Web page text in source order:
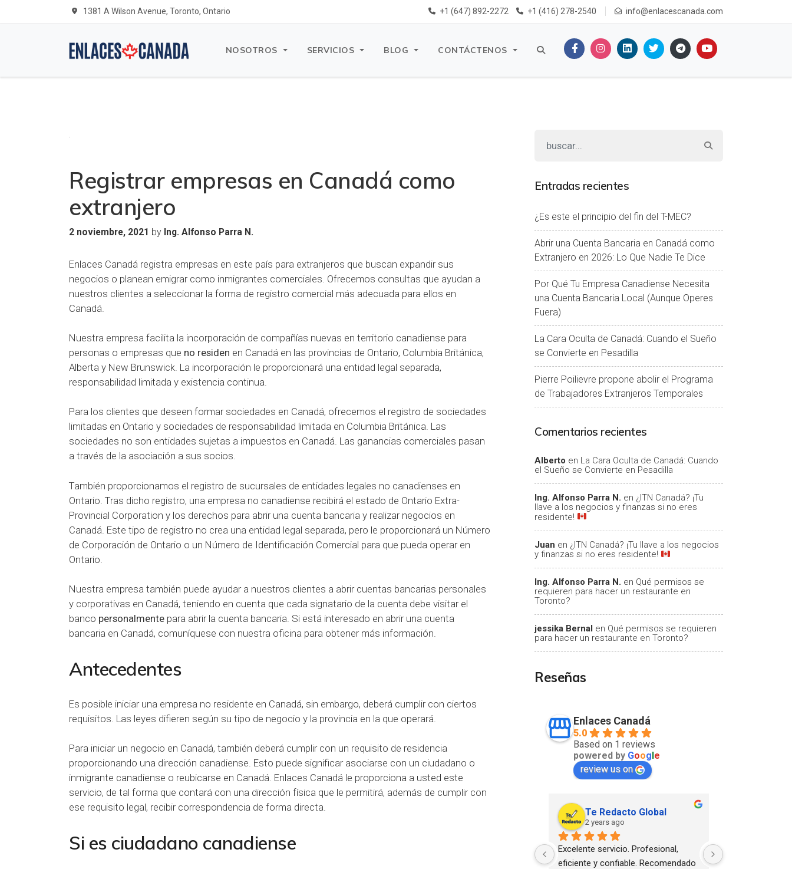
1381 A Wilson Avenue, Toronto, Ontario +1 (647) 892-2272 +1 (416) 278-2540 info@enlacescanada.com
NOSOTROS SERVICIOS BLOG CONTÁCTENOS
Registrar empresas en Canadá como
extranjero
2 noviembre, 2021 by Ing. Alfonso Parra N.
Enlaces Canadá registra empresas en este país para extranjeros que buscan expandir sus
negocios o planean emigrar como inmigrantes comerciales. Ofrecemos consultas que ayudan a
nuestros clientes a seleccionar la forma de registro comercial más adecuada para ellos en
Canadá.
Nuestra empresa facilita la incorporación de compañías nuevas en territorio canadiense para
personas o empresas que no residen en Canadá en las provincias de Ontario, Columbia Británica,
Alberta y New Brunswick. La incorporación le proporcionará una entidad legal separada,
responsabilidad limitada y existencia continua.
Para los clientes que deseen formar sociedades en Canadá, ofrecemos el registro de sociedades
limitadas en Ontario y sociedades de responsabilidad limitada en Columbia Británica. Las
sociedades no son entidades sujetas a impuestos en Canadá. Las ganancias comerciales pasan
a través de la asociación a sus socios.
También proporcionamos el registro de sucursales de entidades legales no canadienses en
Ontario. Tras dicho registro, una empresa no canadiense recibirá el estado de Ontario Extra-
Provincial Corporation y los derechos para abrir una cuenta bancaria y realizar negocios en
Canadá. Este tipo de registro no crea una entidad legal separada, pero le proporcionará un Número
de Corporación de Ontario o un Número de Identificación Comercial para que pueda operar en
Ontario.
Nuestra empresa también puede ayudar a nuestros clientes a abrir cuentas bancarias personales
y corporativas en Canadá, teniendo en cuenta que cada signatario de la cuenta debe visitar el
banco personalmente para abrir la cuenta bancaria. Si está interesado en abrir una cuenta
bancaria en Canadá, comuníquese con nuestra oficina para obtener más información.
Antecedentes
Es posible iniciar una empresa no residente en Canadá, sin embargo, deberá cumplir con ciertos
requisitos. Las leyes difieren según su tipo de negocio y la provincia en la que operará.
Para iniciar un negocio en Canadá, también deberá cumplir con un requisito de residencia
proporcionando una dirección canadiense. Esto puede significar asociarse con un ciudadano o
inmigrante canadiense o reubicarse en Canadá. Enlaces Canadá le proporciona a usted este
servicio, de tal forma que contará con una dirección física que le permitirá, además de cumplir con
ese requisito legal, recibir correspondencia de forma directa.
Si es ciudadano canadiense
Entradas recientes
¿Es este el principio del fin del T-MEC?
Abrir una Cuenta Bancaria en Canadá como
Extranjero en 2026: Lo Que Nadie Te Dice
Por Qué Tu Empresa Canadiense Necesita
una Cuenta Bancaria Local (Aunque Operes
Fuera)
La Cara Oculta de Canadá: Cuando el Sueño
se Convierte en Pesadilla
Pierre Poilievre propone abolir el Programa
de Trabajadores Extranjeros Temporales
Comentarios recientes
Alberto en La Cara Oculta de Canadá: Cuando
el Sueño se Convierte en Pesadilla
Ing. Alfonso Parra N. en ¿ITN Canadá? ¡Tu
llave a los negocios y finanzas si no eres
residente!
Juan en ¿ITN Canadá? ¡Tu llave a los negocios
y finanzas si no eres residente!
Ing. Alfonso Parra N. en Qué permisos se
requieren para hacer un restaurante en
Toronto?
jessika Bernal en Qué permisos se requieren
para hacer un restaurante en Toronto?
Reseñas
Enlaces Canadá
5.0
Based on 1 reviews
powered by Google
review us on
Te Redacto Global
2 years ago
Excelente servicio. Profesional,
eficiente y confiable. Recomendado